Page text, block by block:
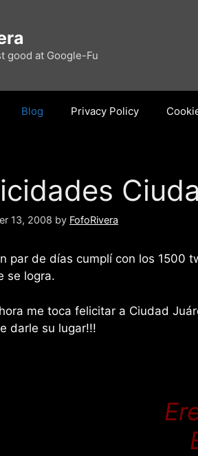
good at Google-Fu
Blog Privacy Policy
13, 2008 by FofoRivera
par de días cumplí con los 1500
se logra.
me toca felicitar a Ciudad
darle su lugar!!!